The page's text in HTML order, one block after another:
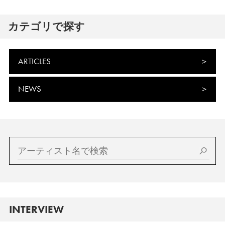
カテゴリで探す
ARTICLES
NEWS
INTERVIEW